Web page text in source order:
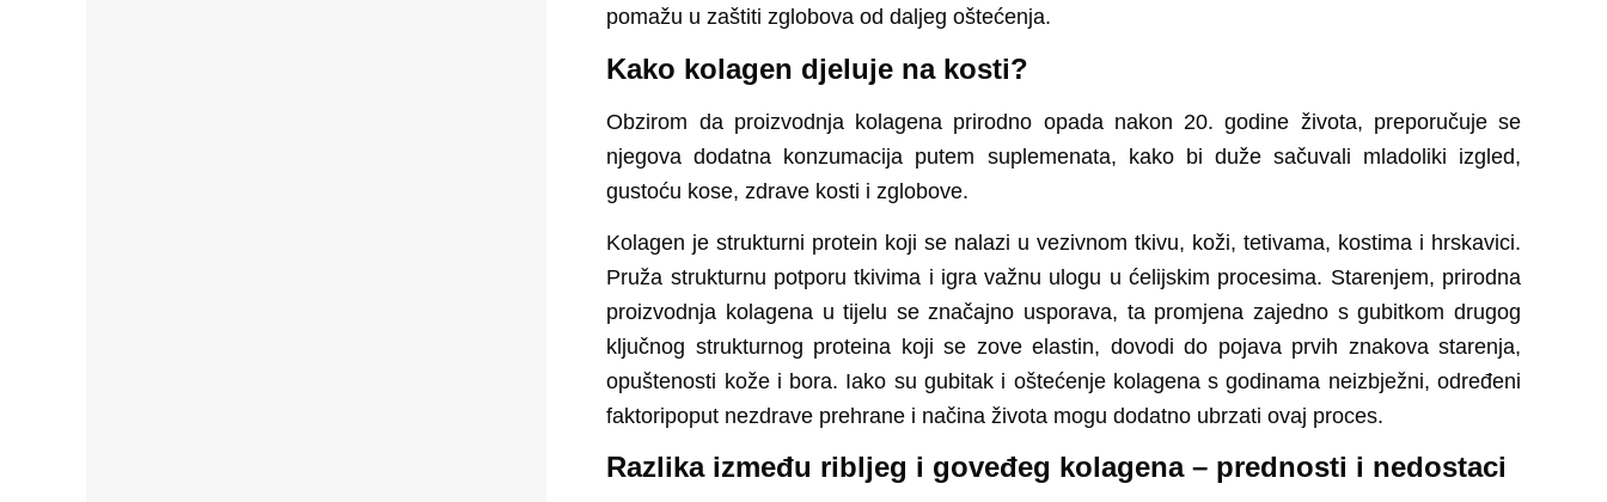
pomažu u zaštiti zglobova od daljeg oštećenja.
Kako kolagen djeluje na kosti?
Obzirom da proizvodnja kolagena prirodno opada nakon 20. godine života, preporučuje se
njegova dodatna konzumacija putem suplemenata, kako bi duže sačuvali mladoliki izgled,
gustoću kose, zdrave kosti i zglobove.
Kolagen je strukturni protein koji se nalazi u vezivnom tkivu, koži, tetivama, kostima i hrskavici.
Pruža strukturnu potporu tkivima i igra važnu ulogu u ćelijskim procesima. Starenjem, prirodna
proizvodnja kolagena u tijelu se značajno usporava, ta promjena zajedno s gubitkom drugog
ključnog strukturnog proteina koji se zove elastin, dovodi do pojava prvih znakova starenja,
opuštenosti kože i bora. Iako su gubitak i oštećenje kolagena s godinama neizbježni, određeni
faktoripoput nezdrave prehrane i načina života mogu dodatno ubrzati ovaj proces.
Razlika između ribljeg i goveđeg kolagena – prednosti i nedostaci